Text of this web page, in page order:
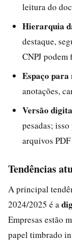
leitura do
Hierarquia
destaque,
CNPJ podem
Espaço
anotações,
Versão
pesadas;
arquivos
Tendências
A principal
2024/2025 é a
Empresas estão
papel timbrado